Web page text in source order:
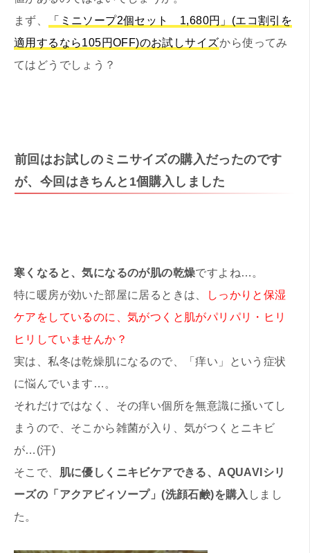
まず、
「ミニソープ2個セット 1,680円」(エコ割引を
適用するなら105円OFF)のお試しサイズから使ってみ
てはどうでしょう？
前回はお試しのミニサイズの購入だったのです
が、今回はきちんと1個購入しました
寒くなると、気になるのが肌の乾燥ですよね…。
特に暖房が効いた部屋に居るときは、
しっかりと保湿
ケアをしているのに、気がつくと肌がパリパリ・ヒリ
ヒリしていませんか？
実は、私冬は乾燥肌になるので、「痒い」という症状
に悩んでいます…。
それだけではなく、その痒い個所を無意識に掻いてし
まうので、そこから雑菌が入り、気がつくとニキビ
が…(汗)
そこで、 肌に優しくニキビケアできる、AQUAVIシリ
ーズの「アクアビィソープ」(洗顔石鹸)を購入 しまし
た。